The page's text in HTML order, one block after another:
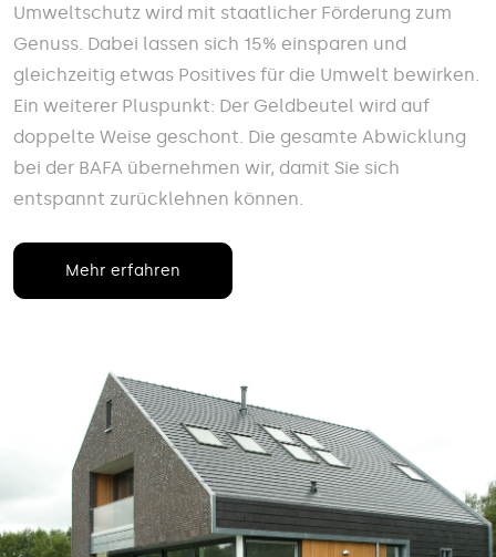
Umweltschutz wird mit staatlicher Förderung zum
Genuss. Dabei lassen sich 15% einsparen und
gleichzeitig etwas Positives für die Umwelt bewirken.
Ein weiterer Pluspunkt: Der Geldbeutel wird auf
doppelte Weise geschont. Die gesamte Abwicklung
bei der BAFA übernehmen wir, damit Sie sich
entspannt zurücklehnen können.
Mehr erfahren